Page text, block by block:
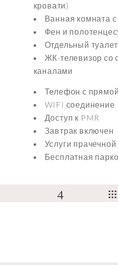
кровати)
Ванная комната
Фен и
Отдельный
ЖК-телевизор со
каналами
Телефон с
WIFI соединение
Доступ к PMR
Завтрак включен
Услуги прачечной
Бесплатная